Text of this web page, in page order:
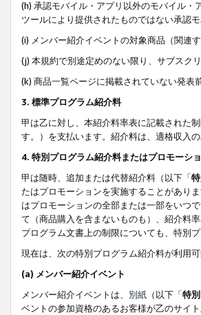
(h) 承認モバイル・アプリ以外のモバイル
ツールにより提供されたものではない承認
(i) メンバー紹介イベントの対象商品（関連
(j) 本規約で別途定めのない限り、サブスク
(k) 商品一覧ページに掲載されていない発表
3. 標準プログラム紹介料
甲は乙に対し、本紹介料率表に記載された
す。）を支払います。紹介料は、適格収入
4. 特別プログラム紹介料またはプロモーシ
甲は随時、追加または代替紹介料（以下「
たはプロモーションを実施することがあり
はプロモーションの全部または一部をいつ
て（商品購入を含まないものも）、紹介料
プログラム文書上の制限についても、特別
現在は、次の特別プログラム紹介料が利用可
(a) メンバー紹介イベント
メンバー紹介イベントは、 別紙 （以下「特
ベントの参加資格のあるお客様が乙のサイ